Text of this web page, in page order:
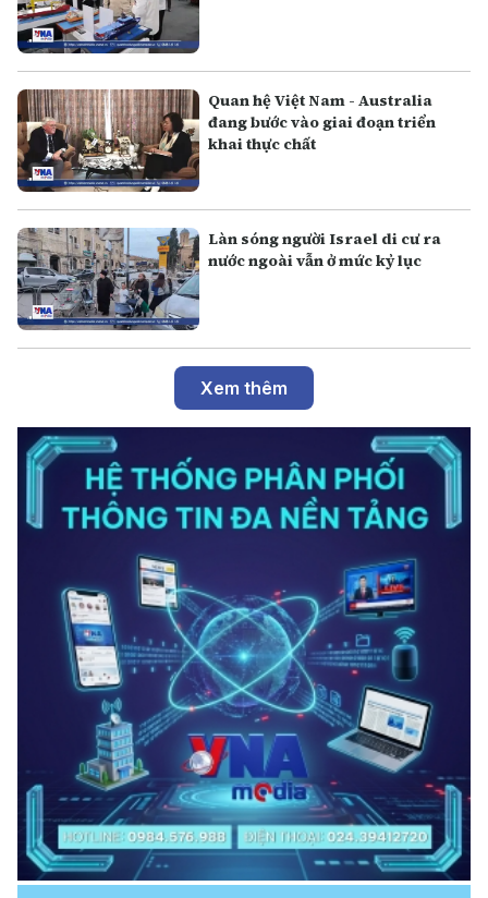
Quan hệ Việt Nam - Australia
đang bước vào giai đoạn triển
khai thực chất
Làn sóng người Israel di cư ra
nước ngoài vẫn ở mức kỷ lục
Xem thêm